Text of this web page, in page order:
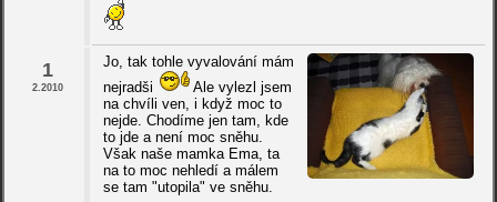
1
2.2010
Jo, tak tohle vyvalování mám
nejradši
Ale vylezl jsem
na chvíli ven, i když moc to
nejde. Chodíme jen tam, kde
to jde a není moc sněhu.
Však naše mamka Ema, ta
na to moc nehledí a málem
se tam "utopila" ve sněhu.